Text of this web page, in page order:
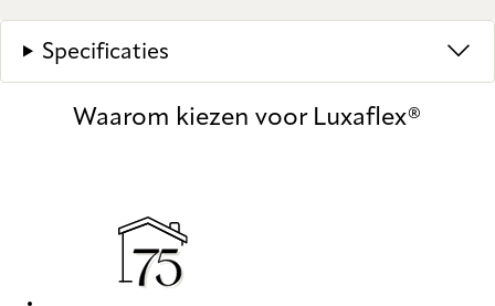
Specificaties
Waarom kiezen voor Luxaflex®